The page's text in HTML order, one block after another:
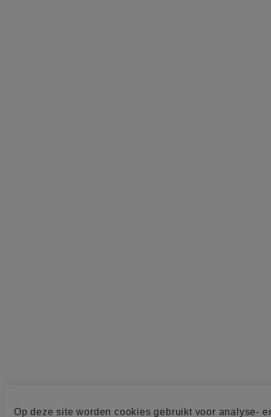
Op deze site worden cookies gebruikt voor analyse-